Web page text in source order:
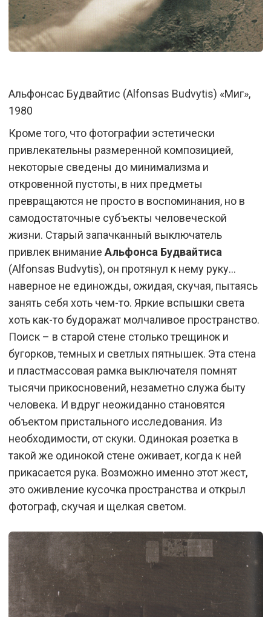
Альфонсас Будвайтис (Alfonsas Budvytis) «Миг»,
1980
Кроме того, что фотографии эстетически
привлекательны размеренной композицией,
некоторые сведены до минимализма и
откровенной пустоты, в них предметы
превращаются не просто в воспоминания, но в
самодостаточные субъекты человеческой
жизни. Старый запачканный выключатель
привлек внимание Альфонса Будвайтиса
(Alfonsas Budvytis), он протянул к нему руку…
наверное не единожды, ожидая, скучая, пытаясь
занять себя хоть чем-то. Яркие вспышки света
хоть как-то будоражат молчаливое пространство.
Поиск – в старой стене столько трещинок и
бугорков, темных и светлых пятнышек. Эта стена
и пластмассовая рамка выключателя помнят
тысячи прикосновений, незаметно служа быту
человека. И вдруг неожиданно становятся
объектом пристального исследования. Из
необходимости, от скуки. Одинокая розетка в
такой же одинокой стене оживает, когда к ней
прикасается рука. Возможно именно этот жест,
это оживление кусочка пространства и открыл
фотограф, скучая и щелкая светом.